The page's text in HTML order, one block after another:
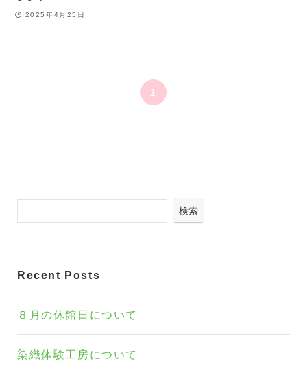
2025年4月25日
1
検索
Recent Posts
８月の休館日について
染織体験工房について